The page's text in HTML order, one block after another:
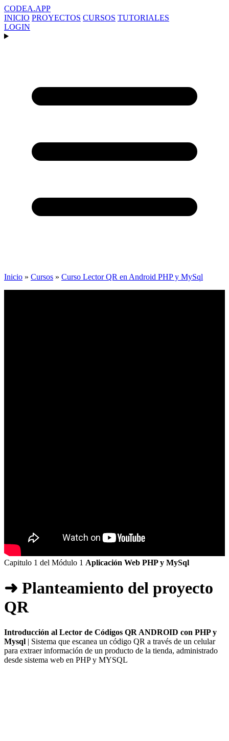
CODEA.APP
INICIO PROYECTOS CURSOS TUTORIALES
LOGIN
Inicio » Cursos » Curso Lector QR en Android PHP y MySql
Capitulo 1 del Módulo 1 Aplicación Web PHP y MySql
➜ Planteamiento del proyecto
QR
Introducción al Lector de Códigos QR ANDROID con PHP y
Mysql | Sistema que escanea un código QR a través de un celular
para extraer información de un producto de la tienda, administrado
desde sistema web en PHP y MYSQL